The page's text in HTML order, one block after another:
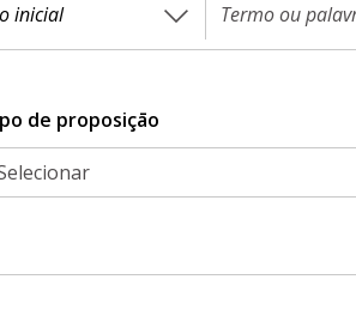
de proposiçāo